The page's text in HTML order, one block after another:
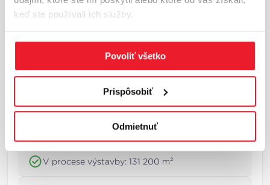
keď ste používali ich služby.
Povoliť všetko
Prispôsobiť
Odmietnuť
priame napojenie na Rakúsko, Česko a
Maďarsko.Kľúčové industriálne zóny sa nachá...
Viac o lokalite
Základné trhové ukazovatele
Miera neobsadenosti: 5,9 %
V procese výstavby: 131 200 m²